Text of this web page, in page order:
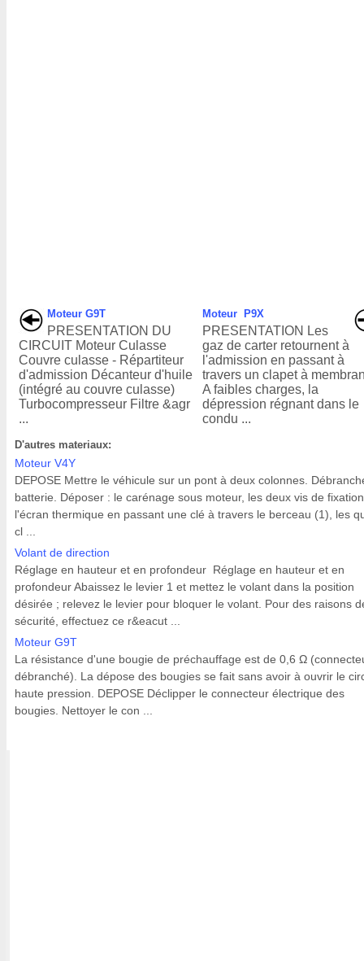
Moteur G9T
PRESENTATION DU
CIRCUIT Moteur Culasse
Couvre culasse - Répartiteur
d'admission Décanteur d'huile
(intégré au couvre culasse)
Turbocompresseur Filtre &agr
...
Moteur P9X
PRESENTATION Les
gaz de carter retournent à
l'admission en passant à
travers un clapet à
A faibles charges, la
dépression régnant dans le
condu ...
D'autres materiaux:
Moteur V4Y
DEPOSE Mettre le véhicule sur un pont à deux colonnes.
batterie. Déposer : le carénage sous moteur, les deux vis de
l'écran thermique en passant une clé à travers le berceau (1), les
cl ...
Volant de direction
Réglage en hauteur et en profondeur Réglage en hauteur et en
profondeur Abaissez le levier 1 et mettez le volant dans la position
désirée ; relevez le levier pour bloquer le volant. Pour des raisons
sécurité, effectuez ce r&eacut ...
Moteur G9T
La résistance d'une bougie de préchauffage est de 0,6 Ω
débranché). La dépose des bougies se fait sans avoir à ouvrir le
haute pression. DEPOSE Déclipper le connecteur électrique des
bougies. Nettoyer le con ...